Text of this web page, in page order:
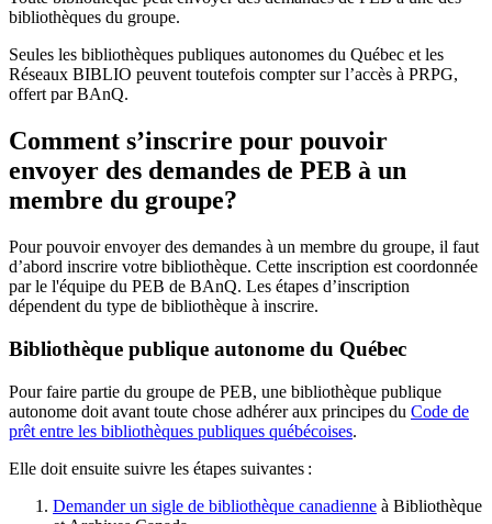
bibliothèques du groupe.
Seules les bibliothèques publiques autonomes du Québec et les
Réseaux BIBLIO peuvent toutefois compter sur l’accès à PRPG,
offert par BAnQ.
Comment s’inscrire pour pouvoir
envoyer des demandes de PEB à un
membre du groupe?
Pour pouvoir envoyer des demandes à un membre du groupe, il faut
d’abord inscrire votre bibliothèque. Cette inscription est coordonnée
par le l'équipe du PEB de BAnQ. Les étapes d’inscription
dépendent du type de bibliothèque à inscrire.
Bibliothèque publique autonome du Québec
Pour faire partie du groupe de PEB, une bibliothèque publique
autonome doit avant toute chose adhérer aux principes du Code de
prêt entre les bibliothèques publiques québécoises.
Elle doit ensuite suivre les étapes suivantes :
Demander un sigle de bibliothèque canadienne à Bibliothèque